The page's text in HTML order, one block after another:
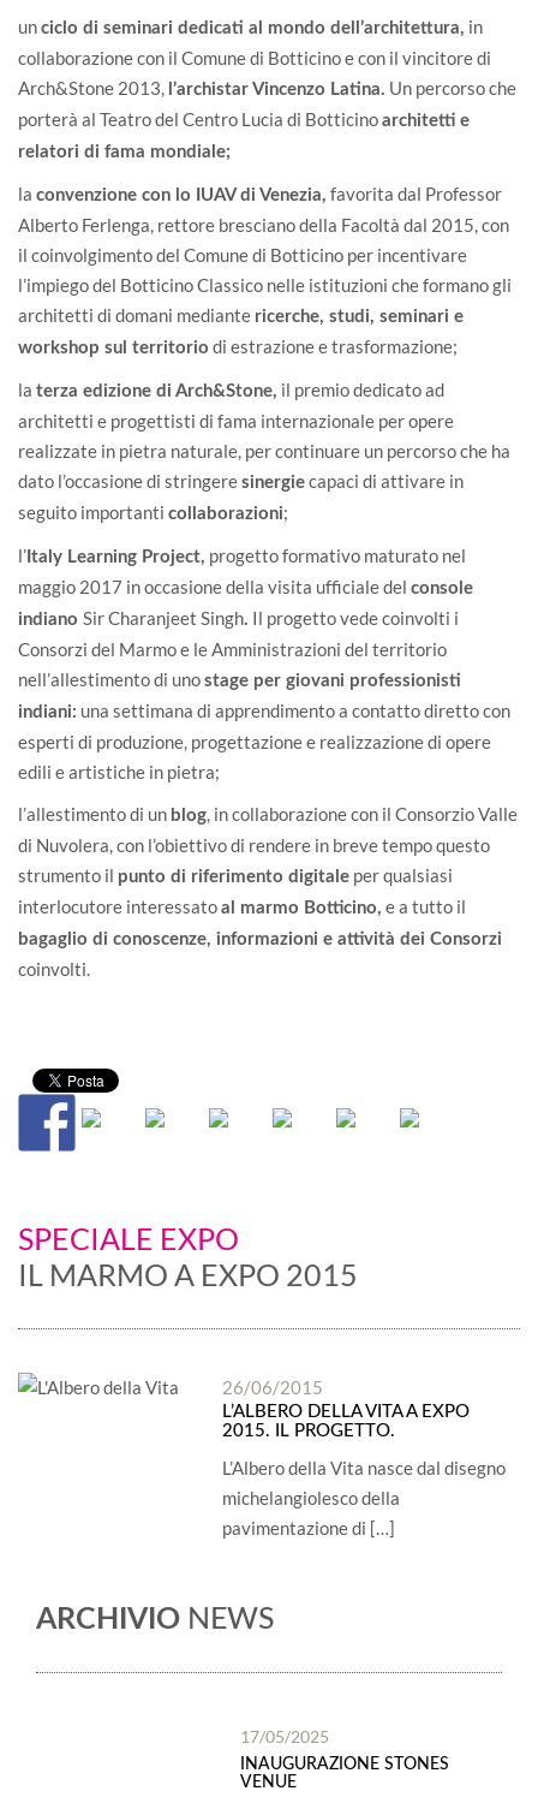
un ciclo di seminari dedicati al mondo dell’architettura, in
collaborazione con il Comune di Botticino e con il vincitore di
Arch&Stone 2013, l’archistar Vincenzo Latina. Un percorso che
porterà al Teatro del Centro Lucia di Botticino architetti e
relatori di fama mondiale;
la convenzione con lo IUAV di Venezia, favorita dal Professor
Alberto Ferlenga, rettore bresciano della Facoltà dal 2015, con
il coinvolgimento del Comune di Botticino per incentivare
l’impiego del Botticino Classico nelle istituzioni che formano gli
architetti di domani mediante ricerche, studi, seminari e
workshop sul territorio di estrazione e trasformazione;
la terza edizione di Arch&Stone, il premio dedicato ad
architetti e progettisti di fama internazionale per opere
realizzate in pietra naturale, per continuare un percorso che ha
dato l’occasione di stringere sinergie capaci di attivare in
seguito importanti collaborazioni;
l’ Italy Learning Project, progetto formativo maturato nel
maggio 2017 in occasione della visita ufficiale del console
indiano Sir Charanjeet Singh. Il progetto vede coinvolti i
Consorzi del Marmo e le Amministrazioni del territorio
nell’allestimento di uno stage per giovani professionisti
indiani: una settimana di apprendimento a contatto diretto con
esperti di produzione, progettazione e realizzazione di opere
edili e artistiche in pietra;
l’allestimento di un blog, in collaborazione con il Consorzio Valle
di Nuvolera, con l’obiettivo di rendere in breve tempo questo
strumento il punto di riferimento digitale per qualsiasi
interlocutore interessato al marmo Botticino, e a tutto il
bagaglio di conoscenze, informazioni e attività dei Consorzi
coinvolti.
SPECIALE EXPO
IL MARMO A EXPO 2015
26/06/2015
L’ALBERO DELLA VITA A EXPO
2015. IL PROGETTO.
L’Albero della Vita nasce dal disegno
michelangiolesco della
pavimentazione di […]
ARCHIVIO NEWS
17/05/2025
INAUGURAZIONE STONES
VENUE